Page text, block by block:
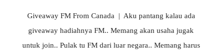
Giveaway FM From Canada | Aku pantang kalau ada
giveaway hadiahnya FM.. Memang akan usaha jugak
untuk join.. Pulak tu FM dari luar negara.. Memang harus